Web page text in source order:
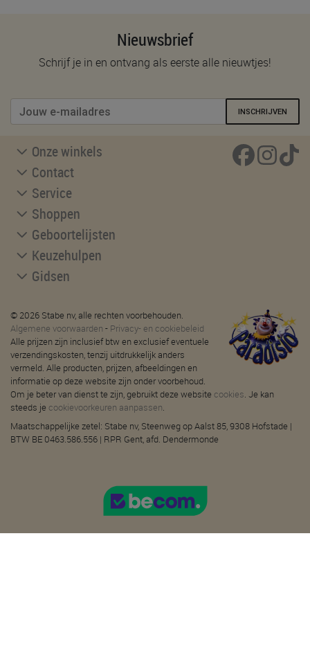
Nieuwsbrief
Schrijf je in en ontvang als eerste alle nieuwtjes!
INSCHRIJVEN
Onze winkels
Contact
Service
Shoppen
Geboortelijsten
Keuzehulpen
Gidsen
© 2026 Stabe nv, alle rechten voorbehouden.
Algemene voorwaarden - Privacy- en cookiebeleid
Alle prijzen zijn inclusief btw en exclusief eventuele
verzendingskosten, tenzij uitdrukkelijk anders
vermeld. Alle producten, prijzen, afbeeldingen en
informatie op deze website zijn onder voorbehoud.
Om je beter van dienst te zijn, gebruikt deze website cookies. Je kan
steeds je cookievoorkeuren aanpassen.
Maatschappelijke zetel: Stabe nv, Steenweg op Aalst 85, 9308 Hofstade |
BTW BE 0463.586.556 | RPR Gent, afd. Dendermonde